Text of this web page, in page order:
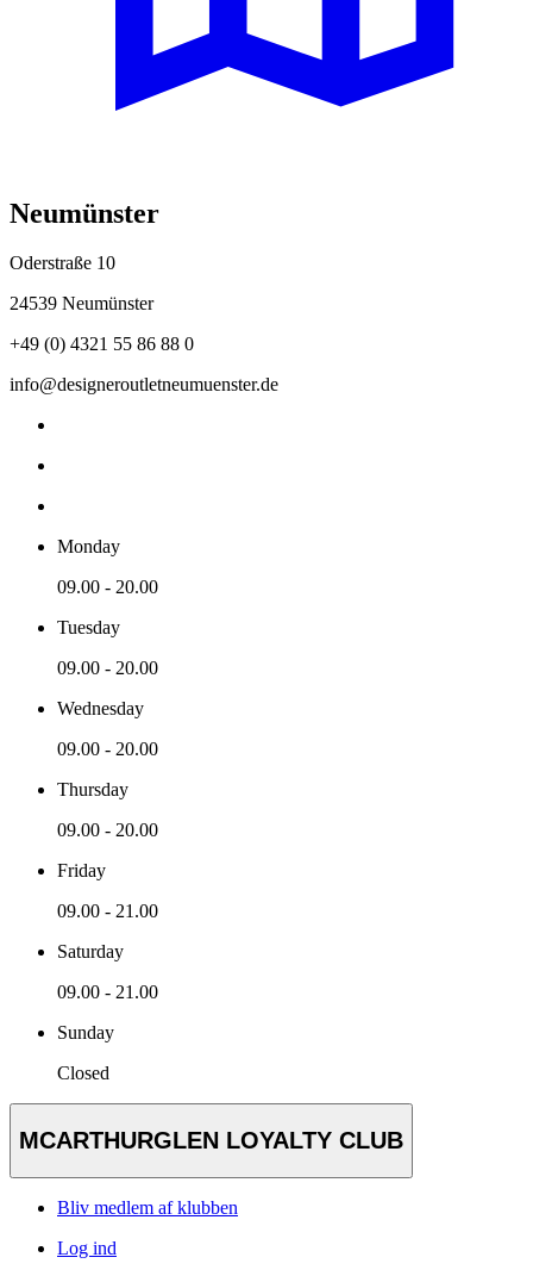
Neumünster
Oderstraße 10
24539 Neumünster
+49 (0) 4321 55 86 88 0
info@designeroutletneumuenster.de
Monday
09.00 - 20.00
Tuesday
09.00 - 20.00
Wednesday
09.00 - 20.00
Thursday
09.00 - 20.00
Friday
09.00 - 21.00
Saturday
09.00 - 21.00
Sunday
Closed
MCARTHURGLEN LOYALTY CLUB
Bliv medlem af klubben
Log ind